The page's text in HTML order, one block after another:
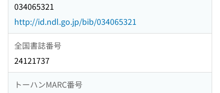
034065321
http://id.ndl.go.jp/bib/034065321
全国書誌番号
24121737
トーハンMARC番号